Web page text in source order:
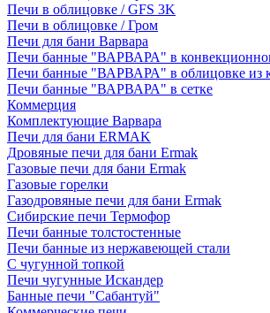
Печи в облицовке / GFS 3K
Печи в облицовке / Гром
Печи для бани Варвара
Печи банные "ВАРВАРА" в
Печи банные "ВАРВАРА" в облицовке из
Печи банные "ВАРВАРА" в сетке
Коммерция
Комплектующие Варвара
Печи для бани ERMAK
Дровяные печи для бани Ermak
Газовые печи для бани Ermak
Газовые горелки
Газодровяные печи для бани Ermak
Сибирские печи Термофор
Печи банные толстостенные
Печи банные из нержавеющей стали
С чугунной топкой
Печи чугунные Искандер
Банные печи "Сабантуй"